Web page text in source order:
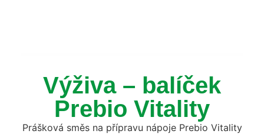
Výživa – balíček
Prebio Vitality
Prášková směs na přípravu nápoje Prebio Vitality